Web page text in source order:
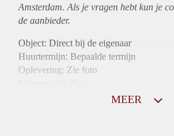
Amsterdam. Als je vragen hebt kun je
de aanbieder.
Object: Direct bij de eigenaar
Huurtermijn: Bepaalde termijn
Oplevering: Zie foto
MEER